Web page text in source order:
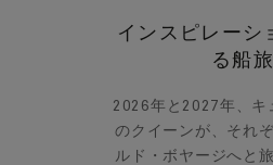
インスピレーシ
る船旅
2026年と2027年、キ
のクイーンが、それ
ルド・ボヤージへと